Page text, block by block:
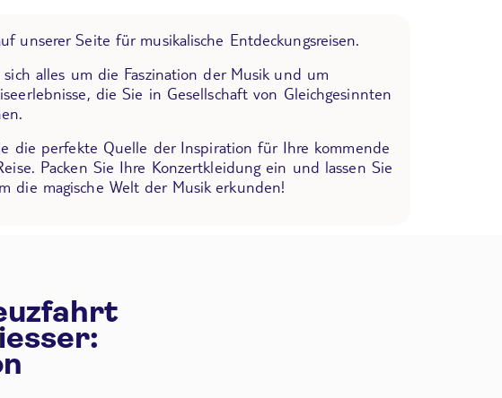
unserer Seite für musikalische Entdeckungsreisen.
alles um die Faszination der Musik und um
die Sie in Gesellschaft von Gleichgesinnten
die perfekte Quelle der Inspiration für Ihre kommende
Packen Sie Ihre Konzertkleidung ein und lassen Sie
die magische Welt der Musik erkunden!